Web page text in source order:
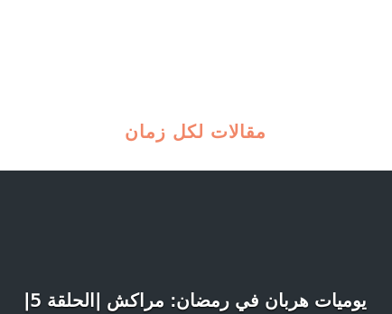
مقالات لكل زمان
يوميات هربان في رمضان: مراكش |الحلقة 5|